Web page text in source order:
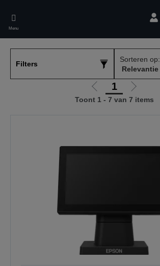
main
content
Menu
Filters
Sorteren op:
Ga
naar
1
Ga
naar
Toont 1 - 7 van 7 items